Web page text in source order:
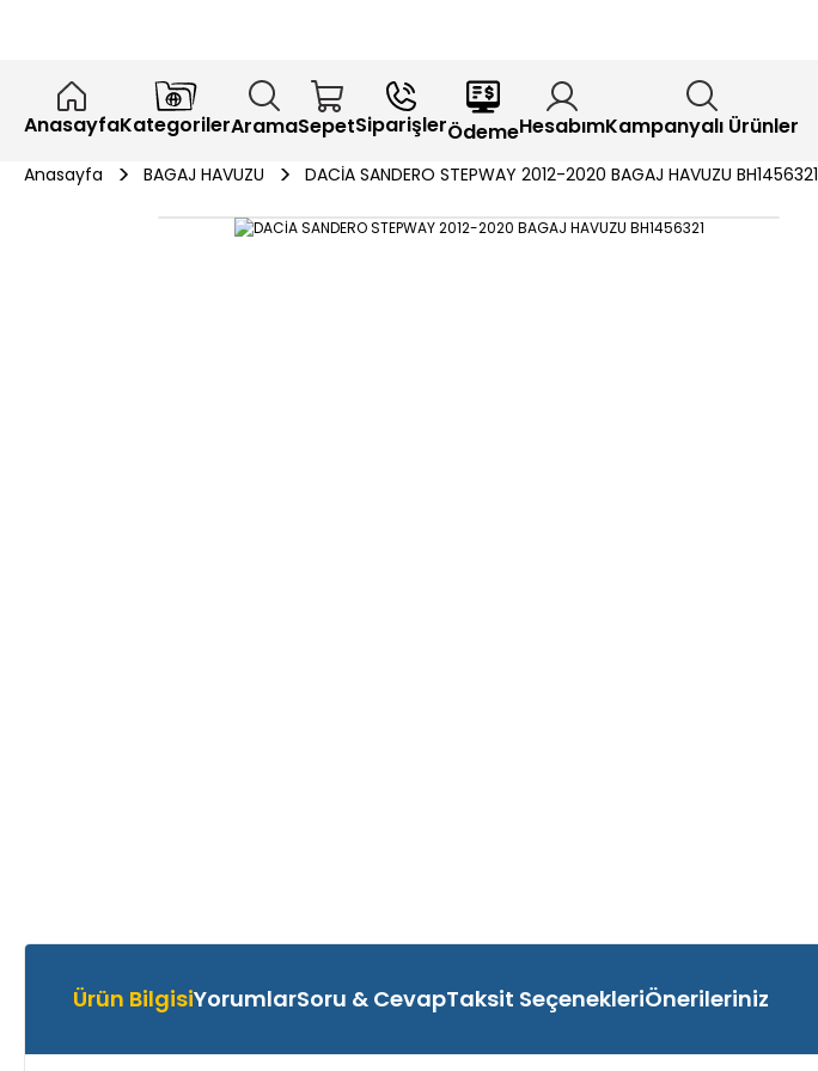
AnasayfaKategorilerAramaSepetSiparişlerÖdemeHesabımKampanyalı Ürünler
Anasayfa BAGAJ HAVUZU DACİA SANDERO STEPWAY 2012-2020 BAGAJ HAVUZU BH1456321
Ürün BilgisiYorumlarSoru & CevapTaksit SeçenekleriÖnerileriniz